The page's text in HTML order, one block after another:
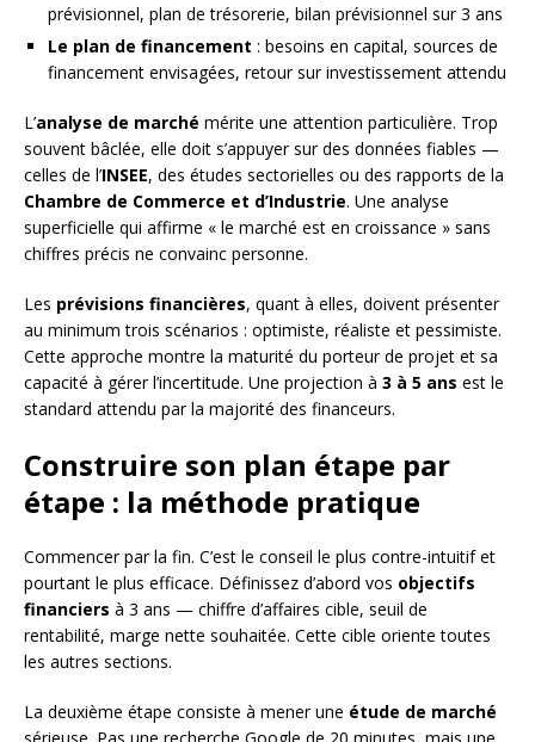
prévisionnel, plan de trésorerie, bilan prévisionnel sur 3 ans
Le plan de financement : besoins en capital, sources de
financement envisagées, retour sur investissement attendu
L’analyse de marché mérite une attention particulière. Trop
souvent bâclée, elle doit s’appuyer sur des données fiables —
celles de l’INSEE, des études sectorielles ou des rapports de la
Chambre de Commerce et d’Industrie. Une analyse
superficielle qui affirme « le marché est en croissance » sans
chiffres précis ne convainc personne.
Les prévisions financières, quant à elles, doivent présenter
au minimum trois scénarios : optimiste, réaliste et pessimiste.
Cette approche montre la maturité du porteur de projet et sa
capacité à gérer l’incertitude. Une projection à 3 à 5 ans est le
standard attendu par la majorité des financeurs.
Construire son plan étape par
étape : la méthode pratique
Commencer par la fin. C’est le conseil le plus contre-intuitif et
pourtant le plus efficace. Définissez d’abord vos objectifs
financiers à 3 ans — chiffre d’affaires cible, seuil de
rentabilité, marge nette souhaitée. Cette cible oriente toutes
les autres sections.
La deuxième étape consiste à mener une étude de marché
sérieuse. Pas une recherche Google de 20 minutes, mais une